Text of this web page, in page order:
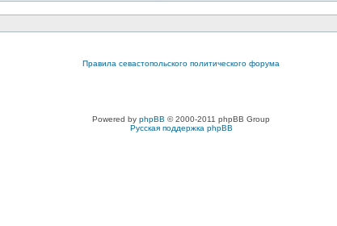
Правила севастопольского политического форума
Powered by phpBB © 2000-2011 phpBB Group
Русская поддержка phpBB